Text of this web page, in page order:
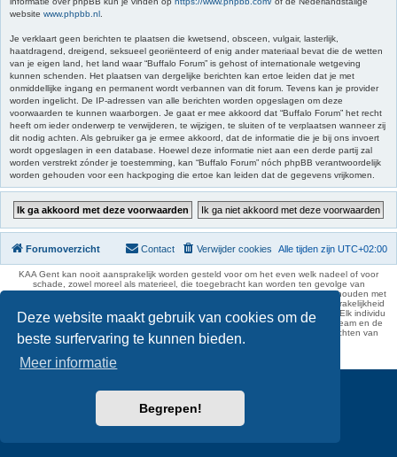
Deze website maakt gebruik van cookies om de
beste surfervaring te kunnen bieden.
Meer informatie
Begrepen!
website www.phpbb.nl
Je verklaart geen berichten te plaatsen die kwetsend, obsceen, vulgair, lasterlijk,
haatdragend, dreigend, seksueel georiënteerd of enig ander materiaal bevat die de wetten
van je eigen land, het land waar “Buffalo Forum” is gehost of internationale wetgeving
kunnen schenden. Het plaatsen van dergelijke berichten kan ertoe leiden dat je met
onmiddellijke ingang en permanent wordt verbannen van dit forum. Tevens kan je provider
worden ingelicht. De IP-adressen van alle berichten worden opgeslagen om deze
voorwaarden te kunnen waarborgen. Je gaat er mee akkoord dat “Buffalo Forum” het recht
heeft om ieder onderwerp te verwijderen, te wijzigen, te sluiten of te verplaatsen wanneer zij
dit nodig achten. Als gebruiker ga je ermee akkoord, dat de informatie die je bij ons invoert
wordt opgeslagen in een database. Hoewel deze informatie niet aan een derde partij zal
worden verstrekt zónder je toestemming, kan “Buffalo Forum” nóch phpBB verantwoordelijk
worden gehouden voor een hackpoging die ertoe kan leiden dat de gegevens vrijkomen.
Forumoverzicht Alle tijden zijn UTC+02:00
Verwijder cookies
Contact
KAA Gent kan nooit aansprakelijk worden gesteld voor om het even welk nadeel of voor
schade, zowel moreel als materieel, die toegebracht kan worden ten gevolge van
feitelijkheden en daden van derden die rechtstreeks of onrechtstreeks verband houden met
de gegevens vermeld op de website van KAA Gent. Deze ontheffing van aansprakelijkheid
geldt inzonderheid voor het forum, waarvan KAA Gent zich volledig distantieert. Elk individu
is dus verantwoordelijk voor zijn uitlatingen op het Buffalo Forum. Ook het webteam en de
moderators kunnen niet aansprakelijk gesteld worden voor de inhoud van berichten van
gebruikers.